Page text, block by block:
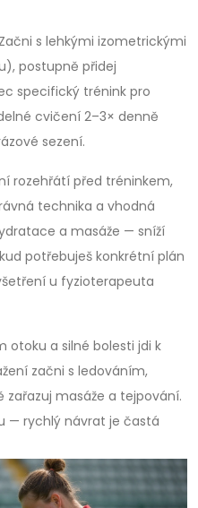
s lehkými izometrickými
postupně přidej
specifický trénink pro
cvičení 2–3× denně
sezení.
rozehřátí před tréninkem,
technika a vhodná
a masáže — sníží
potřebuješ konkrétní plán
u fyzioterapeuta
otoku a silné bolesti jdi k
začni s ledováním,
masáže a tejpování.
— rychlý návrat je častá